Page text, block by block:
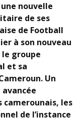
nouvelle
de ses
de Football
à son nouveau
groupe
et sa
Un
les
de l’instance